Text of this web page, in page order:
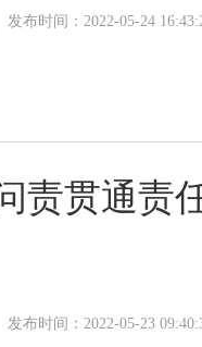
发布时间：2022-05-24
责贯通责
发布时间：2022-05-23